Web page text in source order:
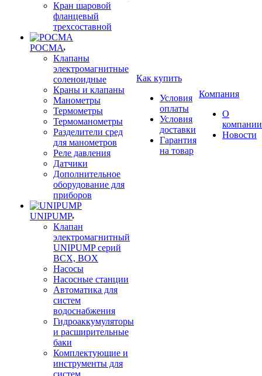
Кран шаровой
фланцевый
трехсоставной
РОСМА
Клапаны
электромагнитные
соленоидные
Краны и клапаны
Манометры
Термометры
Термоманометры
Разделители сред
для манометров
Реле давления
Датчики
Дополнительное
оборудование для
приборов
UNIPUMP
Клапан
электромагнитный
UNIPUMP серий
BCX, BOX
Насосы
Насосные станции
Автоматика для
систем
водоснабжения
Гидроаккумуляторы
и расширительные
баки
Комплектующие и
инструменты для
систем
Как купить
Условия
оплаты
Условия
доставки
Гарантия
на товар
Компания
О
компании
Новости